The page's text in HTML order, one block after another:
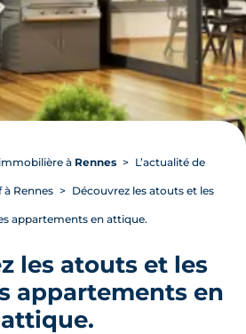
à Rennes L’actualité de
à Rennes Découvrez les atouts et les
appartements en attique.
les atouts et les
appartements en
attique.